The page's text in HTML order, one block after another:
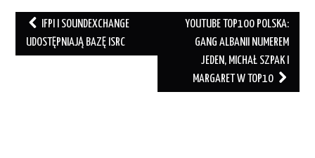
Post
navigation
IFPI I SOUNDEXCHANGE
UDOSTĘPNIAJĄ BAZĘ ISRC
YOUTUBE TOP100 POLSKA:
GANG ALBANII NUMEREM
JEDEN, MICHAŁ SZPAK I
MARGARET W TOP10